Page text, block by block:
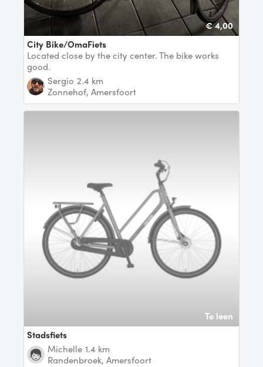
€ 4,00
City Bike/OmaFiets
Located close by the city center. The bike works
good.
Sergio 2.4 km
Zonnehof, Amersfoort
Te leen
Stadsfiets
Michelle 1.4 km
Randenbroek, Amersfoort